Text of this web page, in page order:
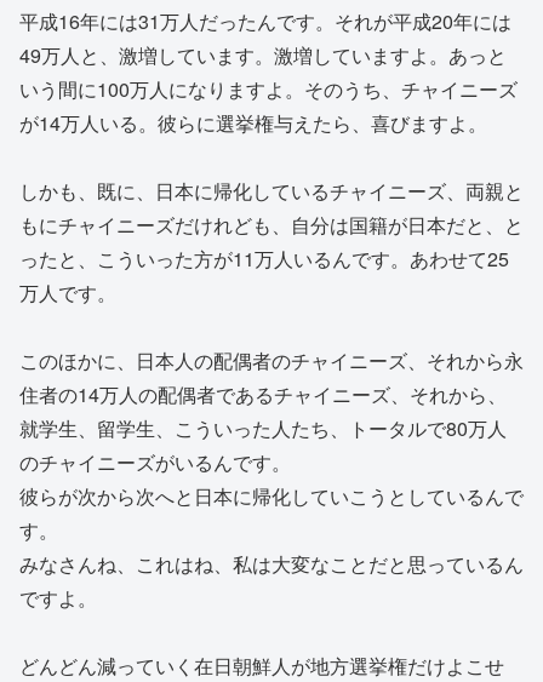
平成16年には31万人だったんです。それが平成20年には
49万人と、激増しています。激増していますよ。あっと
いう間に100万人になりますよ。そのうち、チャイニーズ
が14万人いる。彼らに選挙権与えたら、喜びますよ。
しかも、既に、日本に帰化しているチャイニーズ、両親と
もにチャイニーズだけれども、自分は国籍が日本だと、と
ったと、こういった方が11万人いるんです。あわせて25
万人です。
このほかに、日本人の配偶者のチャイニーズ、それから永
住者の14万人の配偶者であるチャイニーズ、それから、
就学生、留学生、こういった人たち、トータルで80万人
のチャイニーズがいるんです。
彼らが次から次へと日本に帰化していこうとしているんで
す。
みなさんね、これはね、私は大変なことだと思っているん
ですよ。
どんどん減っていく在日朝鮮人が地方選挙権だけよこせ